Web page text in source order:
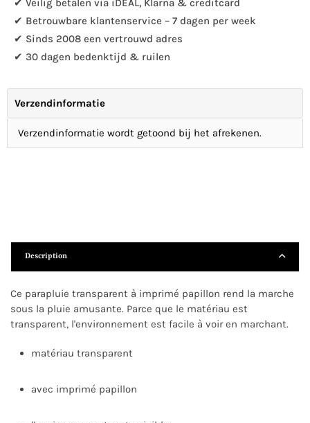
✔ Veilig betalen via iDEAL, Klarna & creditcard
✔ Betrouwbare klantenservice – 7 dagen per week
✔ Sinds 2008 een vertrouwd adres
✔ 30 dagen bedenktijd & ruilen
Verzendinformatie
Verzendinformatie wordt getoond bij het afrekenen.
Description
Ce parapluie transparent à imprimé papillon rend la marche
sous la pluie amusante. Parce que le matériau est
transparent, l'environnement est facile à voir en marchant.
matériau transparent
avec imprimé papillon